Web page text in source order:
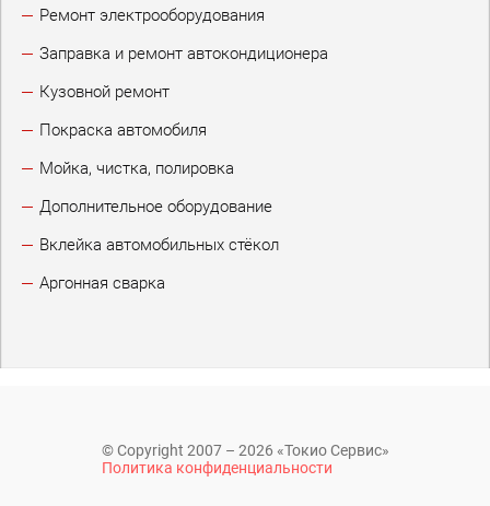
Ремонт электрооборудования
Заправка и ремонт автокондиционера
Кузовной ремонт
Покраска автомобиля
Мойка, чистка, полировка
Дополнительное оборудование
Вклейка автомобильных стёкол
Аргонная сварка
© Copyright 2007 – 2026 «Токио Сервис»
Политика конфиденциальности